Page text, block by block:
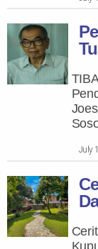
July